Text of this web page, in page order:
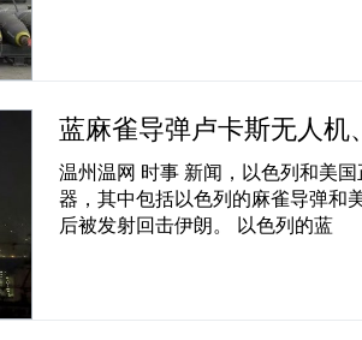
蓝麻雀导弹卢卡斯无人机
温州温网 时事 新闻，以色列和美
器，其中包括以色列的麻雀导弹和
后被发射回击伊朗。 以色列的蓝